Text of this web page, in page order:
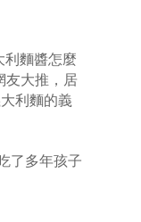
利麵醬怎麼
友大推，居
利麵的義
了多年孩子